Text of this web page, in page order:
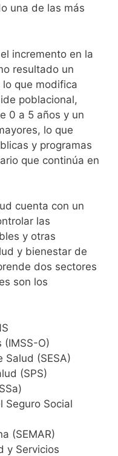
una de las más
incremento en la
resultado un
que modifica
poblacional,
0 a 5 años y un
lo que
y programas
que continúa en
cuenta con un
las
y otras
y bienestar de
dos sectores
son los
(IMSS-O)
Salud (SESA)
(SPS)
Seguro Social
(SEMAR)
y Servicios